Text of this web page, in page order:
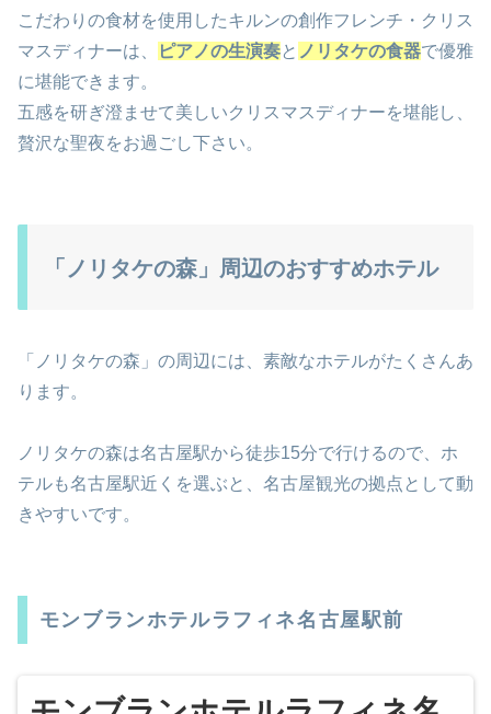
こだわりの食材を使用したキルンの創作フレンチ・クリス
マスディナーは、
ピアノの生演奏と ノリタケの食器で優雅
に堪能できます。
五感を研ぎ澄ませて美しいクリスマスディナーを堪能し、
贅沢な聖夜をお過ごし下さい。
「ノリタケの森」周辺のおすすめホテル
「ノリタケの森」の周辺には、素敵なホテルがたくさんあ
ります。
ノリタケの森は名古屋駅から徒歩15分で行けるので、ホ
テルも名古屋駅近くを選ぶと、名古屋観光の拠点として動
きやすいです。
モンブランホテルラフィネ名古屋駅前